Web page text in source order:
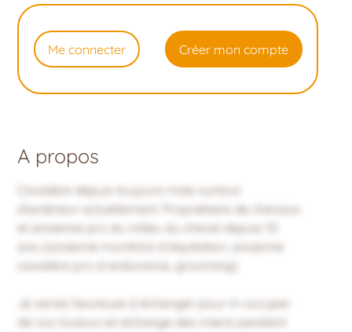
Me connecter Créer mon compte
A propos
Cavalière depuis toujours mais surtout
d'extérieur actuellement. Propriétaire de chevaux
et ancienne pro du milieu du cheval depuis 10
ans (ancienne monitrice d équitation, ancienne
cavalière pro d endurance, grooming).
Je serais heureuse d échanger pour m occuper
de vos loulous en échange des miens pendant